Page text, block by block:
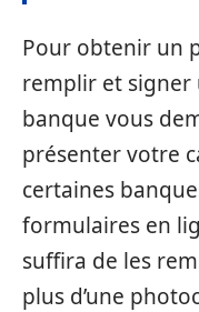
Pour obtenir un
remplir et
banque vous
présenter votre
certaines
formulaires en
suffira de les
plus d’une